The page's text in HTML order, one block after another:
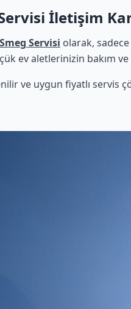
İletişim
Servisi olarak,
ev aletlerinizin bakım
ve uygun fiyatlı servis